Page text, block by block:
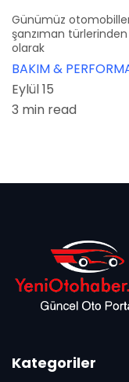
Günümüz
şanzıman türlerinden
olarak
BAKIM &
Eylül 15
3 min read
Kategoriler